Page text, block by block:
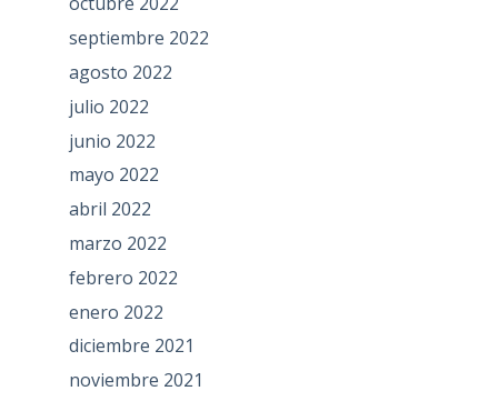
septiembre 2022
agosto 2022
julio 2022
junio 2022
mayo 2022
abril 2022
marzo 2022
febrero 2022
enero 2022
diciembre 2021
noviembre 2021